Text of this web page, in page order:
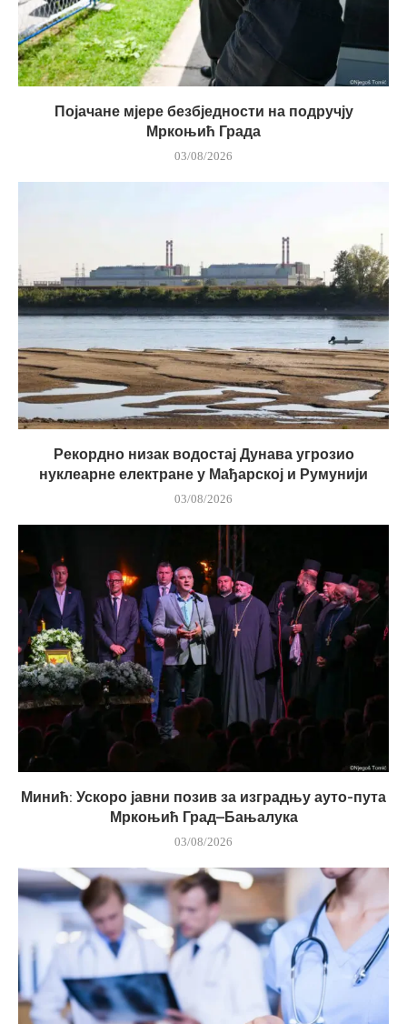
Појачане мјере безбједности на подручју
Мркоњић Града
03/08/2026
Рекордно низак водостај Дунава угрозио
нуклеарне електране у Мађарској и Румунији
03/08/2026
Минић: Ускоро јавни позив за изградњу ауто-пута
Мркоњић Град–Бањалука
03/08/2026